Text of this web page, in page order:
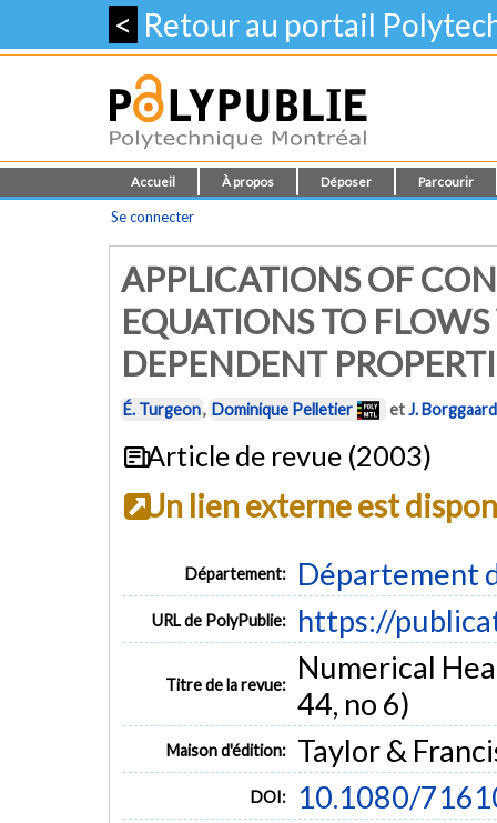
< Retour au portail
Accueil À propos Déposer Parcourir
Se connecter
APPLICATIONS OF
EQUATIONS TO
DEPENDENT
É. Turgeon, Dominique Pelletier etJ. Borggaard
Article de revue (2003)
Un lien externe est
Département: Département
URL de PolyPublie: https://
Titre de la revue:
Numerical
44, no 6)
Maison d'édition: Taylor &
DOI: 10.1080/